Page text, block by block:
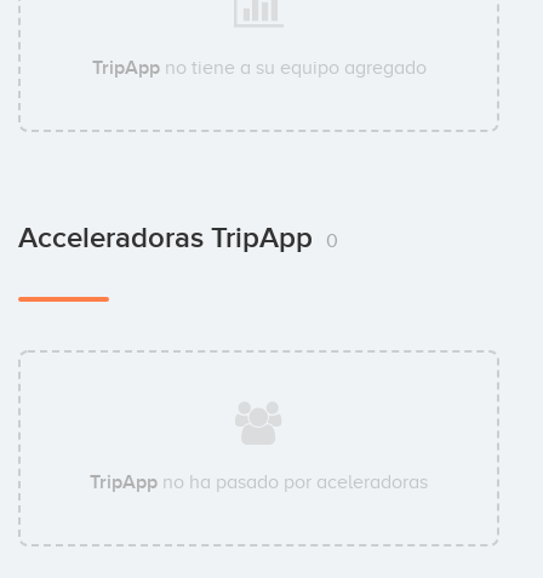
TripAppno tiene a su equipo agregado
Acceleradoras TripApp 0
TripApp no ha pasado por aceleradoras